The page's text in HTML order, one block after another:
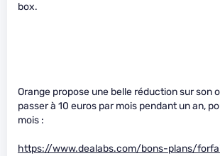
box.
Orange propose une belle réduction sur son
passer à 10 euros par mois pendant un an,
mois :
https://www.dealabs.com/bons-plans/